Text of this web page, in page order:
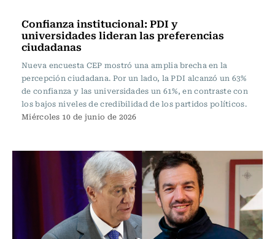
Confianza institucional: PDI y
universidades lideran las preferencias
ciudadanas
Nueva encuesta CEP mostró una amplia brecha en la
percepción ciudadana. Por un lado, la PDI alcanzó un 63%
de confianza y las universidades un 61%, en contraste con
los bajos niveles de credibilidad de los partidos políticos.
Miércoles 10 de junio de 2026